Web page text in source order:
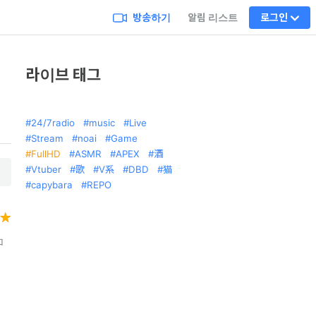
방송하기 알림 리스트 로그인
라이브 태그
24/7radio music
Live
Stream
noai
Game
FullHD
ASMR APEX
酒
Vtuber
歌 V系 DBD
猫
capybara
REPO